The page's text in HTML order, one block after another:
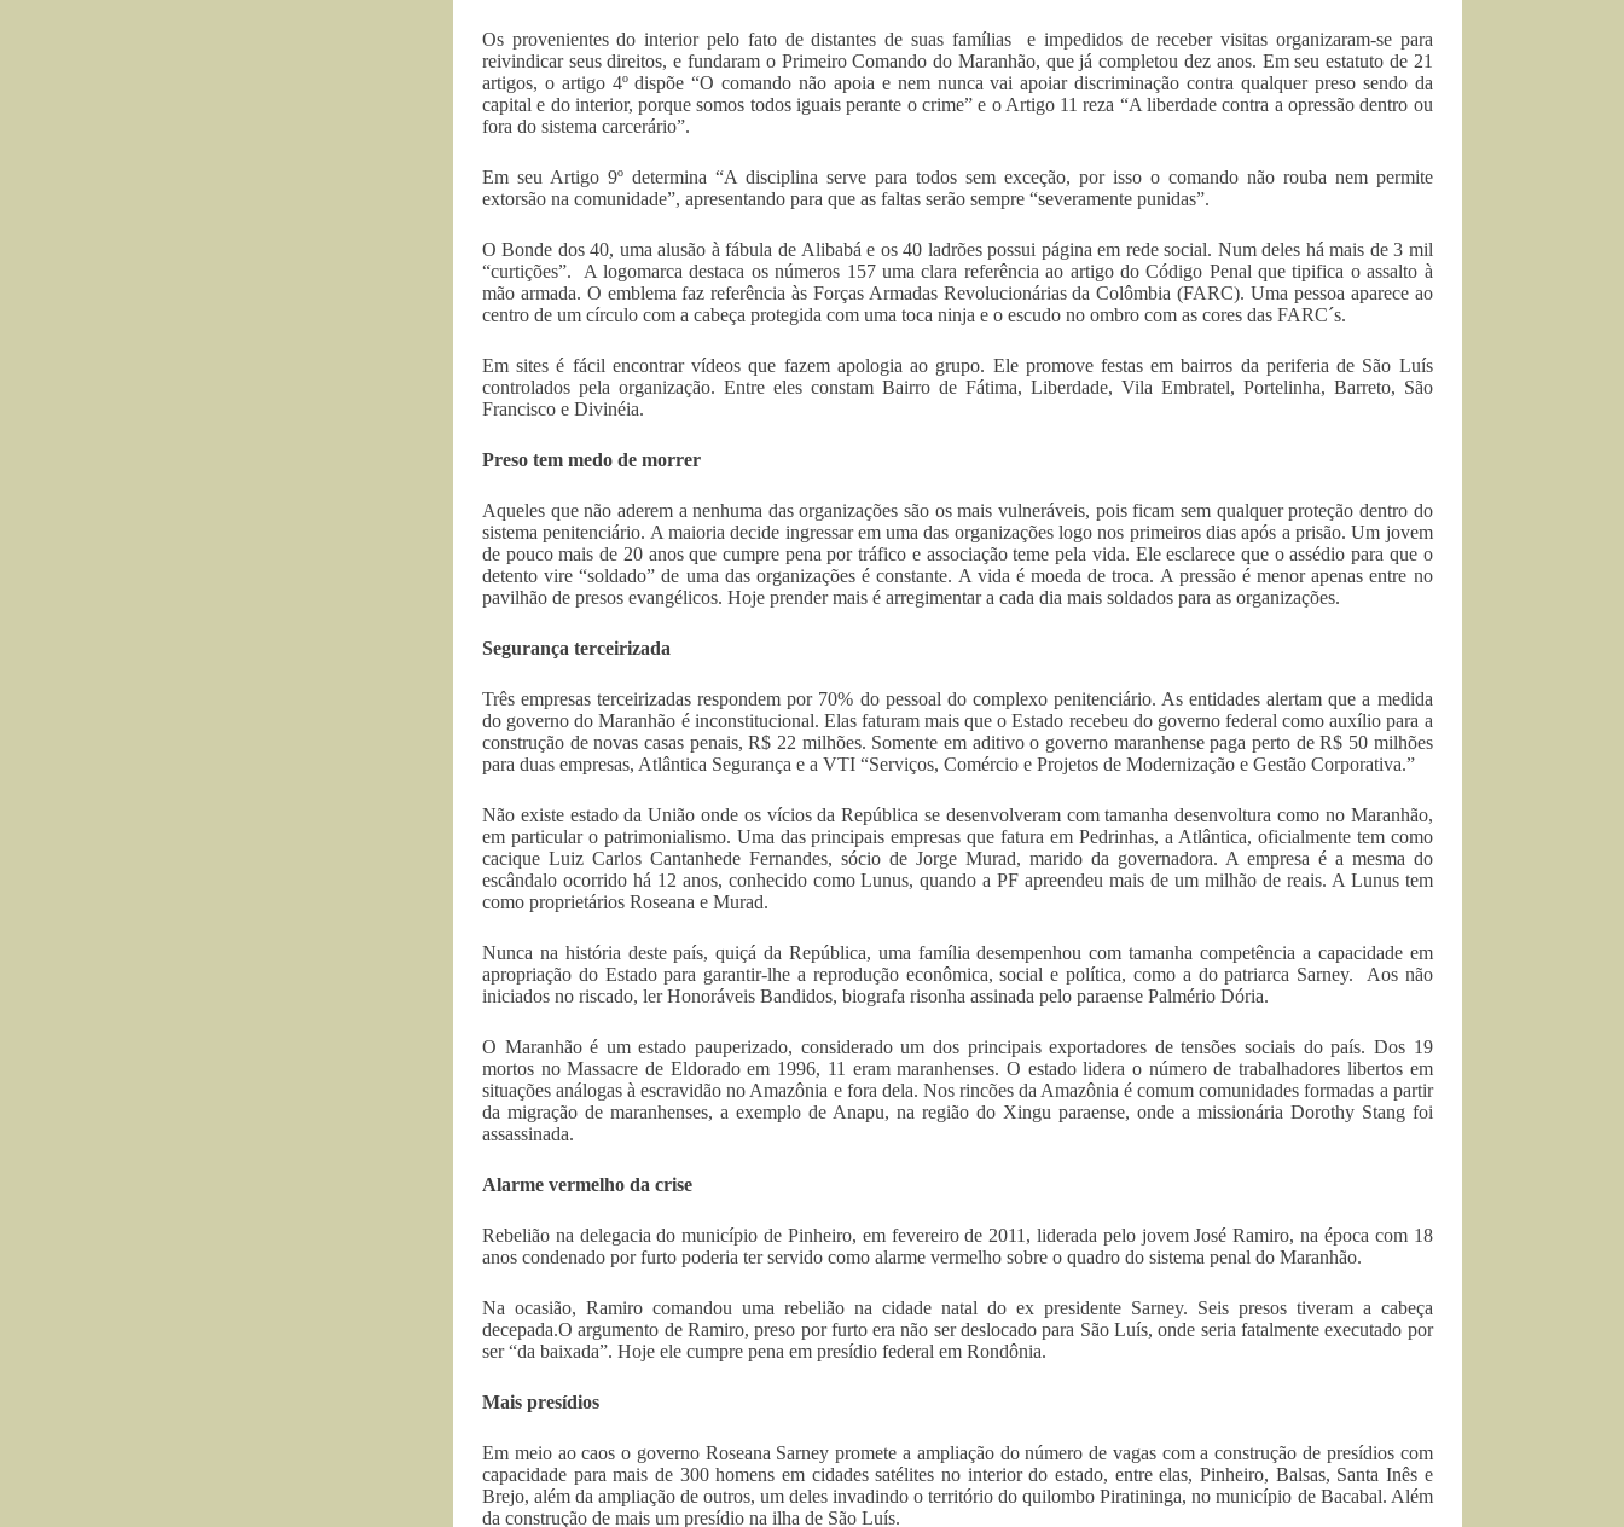
Os provenientes do interior pelo fato de distantes de suas famílias e impedidos de receber visitas organizaram-se para
reivindicar seus direitos, e fundaram o Primeiro Comando do Maranhão, que já completou dez anos. Em seu estatuto de 21
artigos, o artigo 4º dispõe “O comando não apoia e nem nunca vai apoiar discriminação contra qualquer preso sendo da
capital e do interior, porque somos todos iguais perante o crime” e o Artigo 11 reza “A liberdade contra a opressão dentro ou
fora do sistema carcerário”.
Em seu Artigo 9º determina “A disciplina serve para todos sem exceção, por isso o comando não rouba nem permite
extorsão na comunidade”, apresentando para que as faltas serão sempre “severamente punidas”.
O Bonde dos 40, uma alusão à fábula de Alibabá e os 40 ladrões possui página em rede social. Num deles há mais de 3 mil
“curtições”. A logomarca destaca os números 157 uma clara referência ao artigo do Código Penal que tipifica o assalto à
mão armada. O emblema faz referência às Forças Armadas Revolucionárias da Colômbia (FARC). Uma pessoa aparece ao
centro de um círculo com a cabeça protegida com uma toca ninja e o escudo no ombro com as cores das FARC´s.
Em sites é fácil encontrar vídeos que fazem apologia ao grupo. Ele promove festas em bairros da periferia de São Luís
controlados pela organização. Entre eles constam Bairro de Fátima, Liberdade, Vila Embratel, Portelinha, Barreto, São
Francisco e Divinéia.
Preso tem medo de morrer
Aqueles que não aderem a nenhuma das organizações são os mais vulneráveis, pois ficam sem qualquer proteção dentro do
sistema penitenciário. A maioria decide ingressar em uma das organizações logo nos primeiros dias após a prisão. Um jovem
de pouco mais de 20 anos que cumpre pena por tráfico e associação teme pela vida. Ele esclarece que o assédio para que o
detento vire “soldado” de uma das organizações é constante. A vida é moeda de troca. A pressão é menor apenas entre no
pavilhão de presos evangélicos. Hoje prender mais é arregimentar a cada dia mais soldados para as organizações.
Segurança terceirizada
Três empresas terceirizadas respondem por 70% do pessoal do complexo penitenciário. As entidades alertam que a medida
do governo do Maranhão é inconstitucional. Elas faturam mais que o Estado recebeu do governo federal como auxílio para a
construção de novas casas penais, R$ 22 milhões. Somente em aditivo o governo maranhense paga perto de R$ 50 milhões
para duas empresas, Atlântica Segurança e a VTI “Serviços, Comércio e Projetos de Modernização e Gestão Corporativa.”
Não existe estado da União onde os vícios da República se desenvolveram com tamanha desenvoltura como no Maranhão,
em particular o patrimonialismo. Uma das principais empresas que fatura em Pedrinhas, a Atlântica, oficialmente tem como
cacique Luiz Carlos Cantanhede Fernandes, sócio de Jorge Murad, marido da governadora. A empresa é a mesma do
escândalo ocorrido há 12 anos, conhecido como Lunus, quando a PF apreendeu mais de um milhão de reais. A Lunus tem
como proprietários Roseana e Murad.
Nunca na história deste país, quiçá da República, uma família desempenhou com tamanha competência a capacidade em
apropriação do Estado para garantir-lhe a reprodução econômica, social e política, como a do patriarca Sarney. Aos não
iniciados no riscado, ler Honoráveis Bandidos, biografa risonha assinada pelo paraense Palmério Dória.
O Maranhão é um estado pauperizado, considerado um dos principais exportadores de tensões sociais do país. Dos 19
mortos no Massacre de Eldorado em 1996, 11 eram maranhenses. O estado lidera o número de trabalhadores libertos em
situações análogas à escravidão no Amazônia e fora dela. Nos rincões da Amazônia é comum comunidades formadas a partir
da migração de maranhenses, a exemplo de Anapu, na região do Xingu paraense, onde a missionária Dorothy Stang foi
assassinada.
Alarme vermelho da crise
Rebelião na delegacia do município de Pinheiro, em fevereiro de 2011, liderada pelo jovem José Ramiro, na época com 18
anos condenado por furto poderia ter servido como alarme vermelho sobre o quadro do sistema penal do Maranhão.
Na ocasião, Ramiro comandou uma rebelião na cidade natal do ex presidente Sarney. Seis presos tiveram a cabeça
decepada.O argumento de Ramiro, preso por furto era não ser deslocado para São Luís, onde seria fatalmente executado por
ser “da baixada”. Hoje ele cumpre pena em presídio federal em Rondônia.
Mais presídios
Em meio ao caos o governo Roseana Sarney promete a ampliação do número de vagas com a construção de presídios com
capacidade para mais de 300 homens em cidades satélites no interior do estado, entre elas, Pinheiro, Balsas, Santa Inês e
Brejo, além da ampliação de outros, um deles invadindo o território do quilombo Piratininga, no município de Bacabal. Além
da construção de mais um presídio na ilha de São Luís.